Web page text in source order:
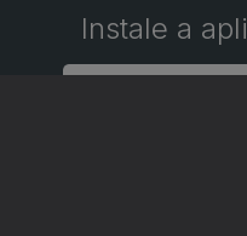
Instale a